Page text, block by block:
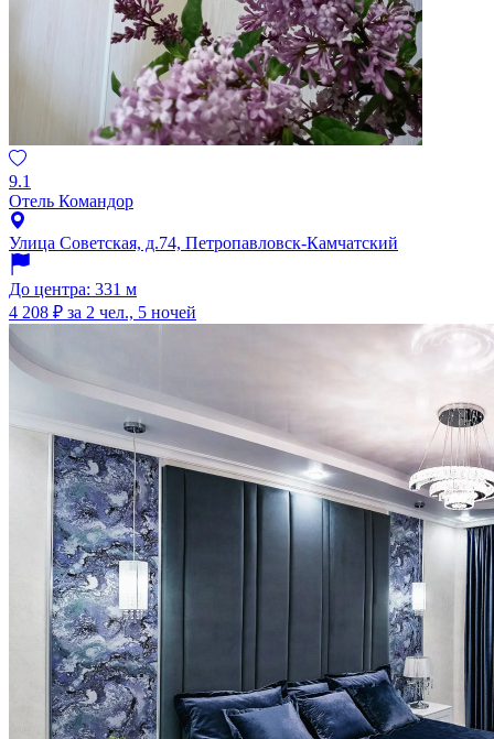
9.1
Отель Командор
Улица Советская, д.74, Петропавловск-Камчатский
До центра: 331 м
4 208 ₽ за 2 чел., 5 ночей